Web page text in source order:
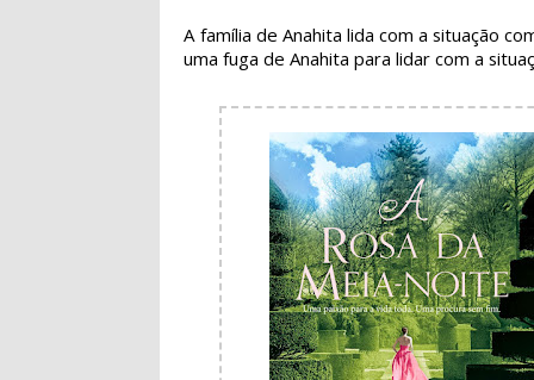
A família de Anahita lida com a situação
uma fuga de Anahita para lidar com a